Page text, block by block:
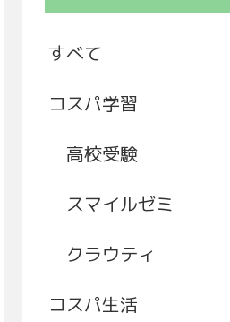
すべて
コスパ学習
高校受験
スマイルゼミ
クラウティ
コスパ生活